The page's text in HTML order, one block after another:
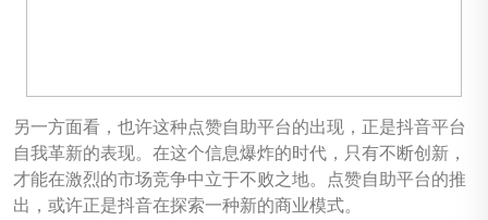
另一方面看，也许这种点赞自助平台的出现，正是抖音平台
自我革新的表现。在这个信息爆炸的时代，只有不断创新，
才能在激烈的市场竞争中立于不败之地。点赞自助平台的推
出，或许正是抖音在探索一种新的商业模式。